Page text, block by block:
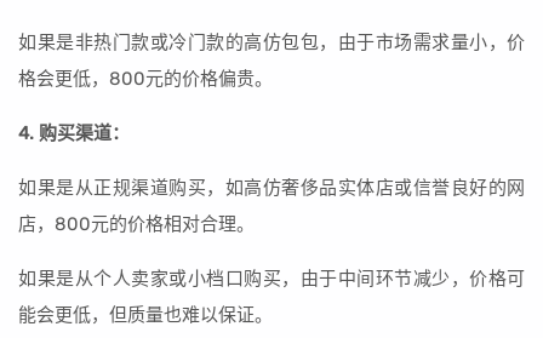
如果是非热门款或冷门款的高仿包包，由于市场需求量小，价
格会更低，800元的价格偏贵。
4. 购买渠道：
如果是从正规渠道购买，如高仿奢侈品实体店或信誉良好的网
店，800元的价格相对合理。
如果是从个人卖家或小档口购买，由于中间环节减少，价格可
能会更低，但质量也难以保证。